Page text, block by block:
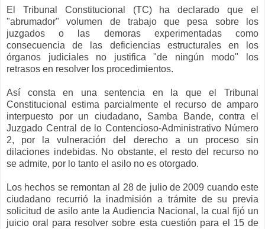
El Tribunal Constitucional (TC) ha declarado que el
"abrumador" volumen de trabajo que pesa sobre los
juzgados o las demoras experimentadas como
consecuencia de las deficiencias estructurales en los
órganos judiciales no justifica "de ningún modo" los
retrasos en resolver los procedimientos.
Así consta en una sentencia en la que el Tribunal
Constitucional estima parcialmente el recurso de amparo
interpuesto por un ciudadano, Samba Bande, contra el
Juzgado Central de lo Contencioso-Administrativo Número
2, por la vulneración del derecho a un proceso sin
dilaciones indebidas. No obstante, el resto del recurso no
se admite, por lo tanto el asilo no es otorgado.
Los hechos se remontan al 28 de julio de 2009 cuando este
ciudadano recurrió la inadmisión a trámite de su previa
solicitud de asilo ante la Audiencia Nacional, la cual fijó un
juicio oral para resolver sobre esta cuestión para el 15 de